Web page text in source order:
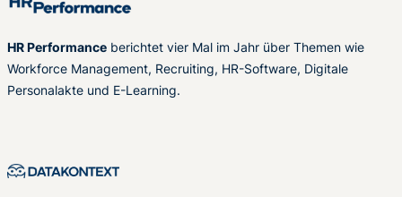
HR Performance berichtet vier Mal im Jahr über Themen wie
Workforce Management, Recruiting, HR-Software, Digitale
Personalakte und E-Learning.